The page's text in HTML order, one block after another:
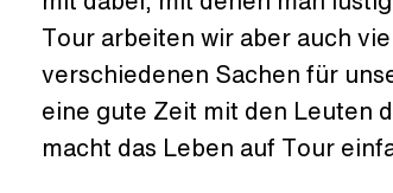
Tour arbeiten wir aber auch
verschiedenen Sachen für
eine gute Zeit mit den Leuten
macht das Leben auf Tour